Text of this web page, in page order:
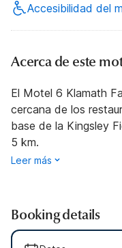
Accesibilidad del
Acerca de este
El Motel 6 Klamath
cercana de los
base de la Kingsley
5 km.
Leer más
Booking details